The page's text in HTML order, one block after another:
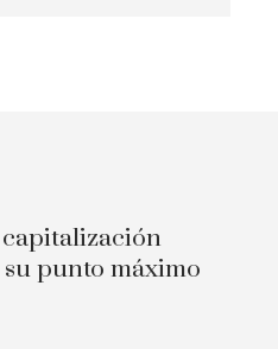
capitalización
punto máximo